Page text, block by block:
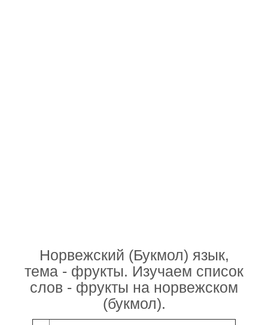
Норвежский (Букмол) язык,
тема - фрукты. Изучаем список
слов - фрукты на норвежском
(букмол).